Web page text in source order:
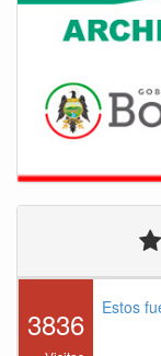
3836 Estos